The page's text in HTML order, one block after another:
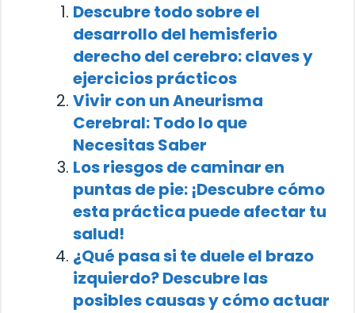
Descubre todo sobre el
desarrollo del hemisferio
derecho del cerebro: claves y
ejercicios prácticos
Vivir con un Aneurisma
Cerebral: Todo lo que
Necesitas Saber
Los riesgos de caminar en
puntas de pie: ¡Descubre cómo
esta práctica puede afectar tu
salud!
¿Qué pasa si te duele el brazo
izquierdo? Descubre las
posibles causas y cómo actuar